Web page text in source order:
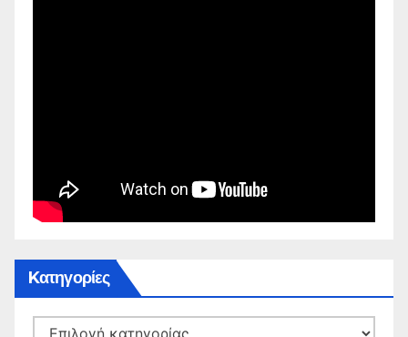
Kατηγορίες
Kατηγορίες